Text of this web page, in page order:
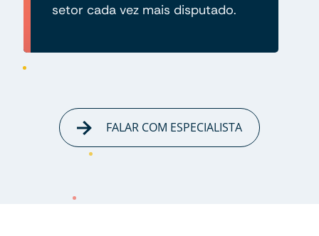
setor cada vez mais disputado.
FALAR COM ESPECIALISTA